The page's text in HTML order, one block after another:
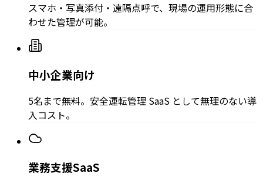
スマホ・写真添付・遠隔点呼で、現場の運用形態に合
わせた管理が可能。
中小企業向け
5名まで無料。安全運転管理 SaaS として無理のない導
入コスト。
業務支援SaaS